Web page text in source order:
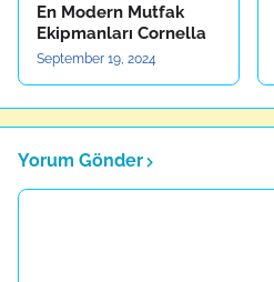
En Modern Mutfak
Ekipmanları Cornella
September 19, 2024
Yorum Gönder